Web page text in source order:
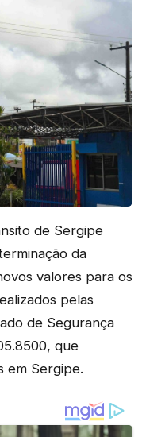
de Sergipe
da
valores para os
pelas
de Segurança
que
em Sergipe.